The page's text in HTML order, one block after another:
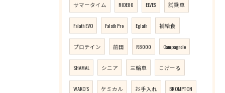
サマータイム RIDE80 ELVES 試乗車
Falath EVO Falath Pro Eglath 補給食
プロテイン 前田 R8000 Campagnolo
SHAMAL シニア 三輪車 こげーる
WAKO’S ケミカル お手入れ BROMPTON